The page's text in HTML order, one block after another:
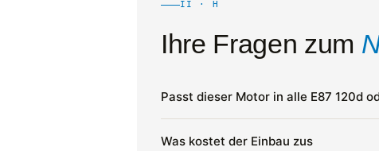
II · H
Ihre Fragen zum
Passt dieser Motor in alle E87 120d
Was kostet der Einbau zus